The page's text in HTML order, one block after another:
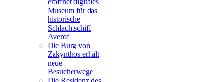
eröffnet digitales
Museum für das
historische
Schlachtschiff
Averof
Die Burg von
Zakynthos erhält
neue
Besucherwege
Die Residenz des